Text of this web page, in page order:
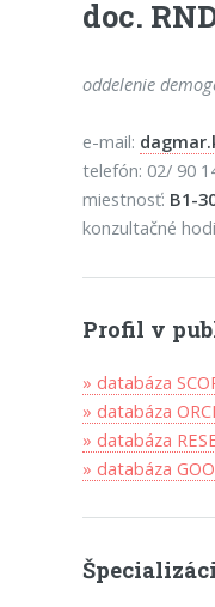
doc.
oddelenie
e-mail:
telefón: 02/ 90
miestnosť: B1-
konzultačné
Profil v
» databáza
» databáza
» databáza
» databáza